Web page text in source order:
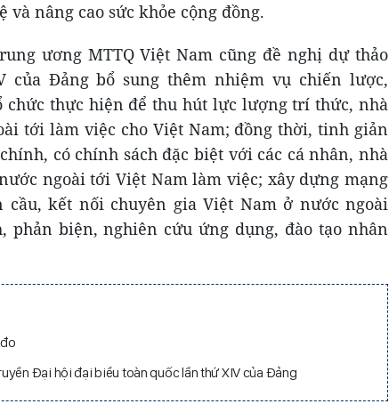
và nâng cao sức khỏe cộng đồng.
ương MTTQ Việt Nam cũng đề nghị dự thảo
Đảng bổ sung thêm nhiệm vụ chiến lược,
chức thực hiện để thu hút lực lượng trí thức, nhà
tới làm việc cho Việt Nam; đồng thời, tinh giản
có chính sách đặc biệt với các cá nhân, nhà
ngoài tới Việt Nam làm việc; xây dựng mạng
kết nối chuyên gia Việt Nam ở nước ngoài
phản biện, nghiên cứu ứng dụng, đào tạo nhân
Đại hội đại biểu toàn quốc lần thứ XIV của Đảng